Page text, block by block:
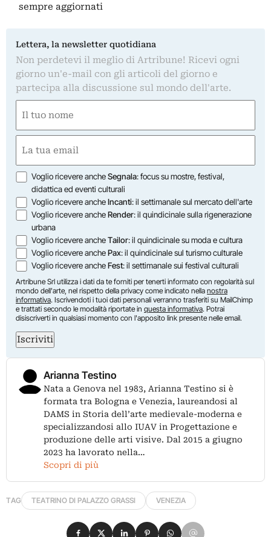
sempre aggiornati
Lettera, la newsletter quotidiana
Non perdetevi il meglio di Artribune! Ricevi ogni
giorno un'e-mail con gli articoli del giorno e
partecipa alla discussione sul mondo dell'arte.
(Obbligatorio)
Nome
(Obbligatorio)
Opzioni
Voglio ricevere ancheSegnala: focus su mostre, festival,
didattica ed eventi culturali
Voglio ricevere ancheIncanti: il settimanale sul mercato dell'arte
Voglio ricevere ancheRender: il quindicinale sulla rigenerazione
urbana
Voglio ricevere ancheTailor: il quindicinale su moda e cultura
Voglio ricevere anchePax: il quindicinale sul turismo culturale
Voglio ricevere ancheFest: il settimanale sui festival culturali
Artribune Srl utilizza i dati da te forniti per tenerti informato con regolarità sul
mondo dell'arte, nel rispetto della privacy come indicato nella nostra
informativa. Iscrivendoti i tuoi dati personali verranno trasferiti su MailChimp
e trattati secondo le modalità riportate in questa informativa. Potrai
disiscriverti in qualsiasi momento con l'apposito link presente nelle email.
Iscriviti
Arianna Testino
Nata a Genova nel 1983, Arianna Testino si è
formata tra Bologna e Venezia, laureandosi al
DAMS in Storia dell’arte medievale-moderna e
specializzandosi allo IUAV in Progettazione e
produzione delle arti visive. Dal 2015 a giugno
2023 ha lavorato nella…
Scopri di più
TAG TEATRINO DI PALAZZO GRASSI VENEZIA
Condividi su Facebook
Condividi su X
Condividi su LinkedIn
Condividi su Pinterest
Condividi su WhatsApp
Condividi su Email